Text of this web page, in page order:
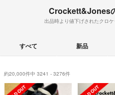
Crockett&Jones
出品時より値下げされたクロ
すべて 新品
約20,000件中 3241 - 3276件